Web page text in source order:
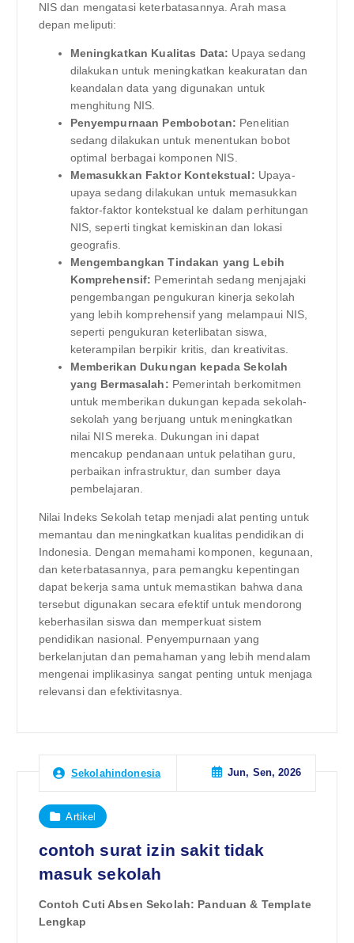
NIS dan mengatasi keterbatasannya. Arah masa
depan meliputi:
Meningkatkan Kualitas Data: Upaya sedang
dilakukan untuk meningkatkan keakuratan dan
keandalan data yang digunakan untuk
menghitung NIS.
Penyempurnaan Pembobotan: Penelitian
sedang dilakukan untuk menentukan bobot
optimal berbagai komponen NIS.
Memasukkan Faktor Kontekstual: Upaya-
upaya sedang dilakukan untuk memasukkan
faktor-faktor kontekstual ke dalam perhitungan
NIS, seperti tingkat kemiskinan dan lokasi
geografis.
Mengembangkan Tindakan yang Lebih
Komprehensif: Pemerintah sedang menjajaki
pengembangan pengukuran kinerja sekolah
yang lebih komprehensif yang melampaui NIS,
seperti pengukuran keterlibatan siswa,
keterampilan berpikir kritis, dan kreativitas.
Memberikan Dukungan kepada Sekolah
yang Bermasalah: Pemerintah berkomitmen
untuk memberikan dukungan kepada sekolah-
sekolah yang berjuang untuk meningkatkan
nilai NIS mereka. Dukungan ini dapat
mencakup pendanaan untuk pelatihan guru,
perbaikan infrastruktur, dan sumber daya
pembelajaran.
Nilai Indeks Sekolah tetap menjadi alat penting untuk
memantau dan meningkatkan kualitas pendidikan di
Indonesia. Dengan memahami komponen, kegunaan,
dan keterbatasannya, para pemangku kepentingan
dapat bekerja sama untuk memastikan bahwa dana
tersebut digunakan secara efektif untuk mendorong
keberhasilan siswa dan memperkuat sistem
pendidikan nasional. Penyempurnaan yang
berkelanjutan dan pemahaman yang lebih mendalam
mengenai implikasinya sangat penting untuk menjaga
relevansi dan efektivitasnya.
Sekolahindonesia Jun, Sen, 2026
Artikel
contoh surat izin sakit tidak
masuk sekolah
Contoh Cuti Absen Sekolah: Panduan & Template
Lengkap